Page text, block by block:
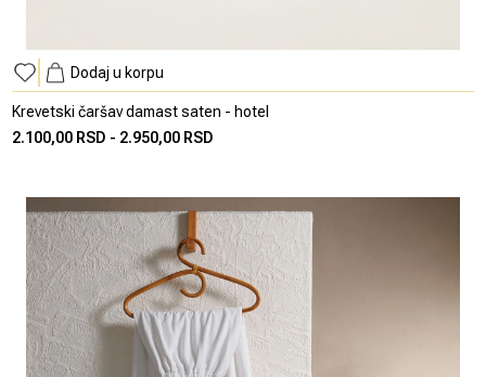
Dodaj u korpu
Krevetski čaršav damast saten - hotel
2.100,00 RSD - 2.950,00 RSD